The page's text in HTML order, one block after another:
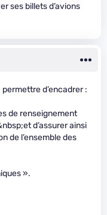
ses billets d’avions
d’encadrer :
de renseignement
d’assurer ainsi
de l’ensemble des
».